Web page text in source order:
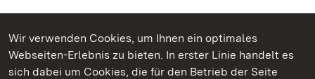
Wir verwenden Cookies, um Ihnen ein optimales
Webseiten-Erlebnis zu bieten. In erster Linie handelt es
sich dabei um Cookies, die für den Betrieb der Seite
Kommen. Staunen. Genießen.